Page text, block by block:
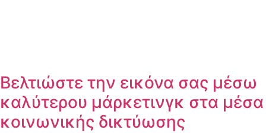
Βελτιώστε την εικόνα σας μέσω
καλύτερου μάρκετινγκ στα μέσα
κοινωνικής δικτύωσης